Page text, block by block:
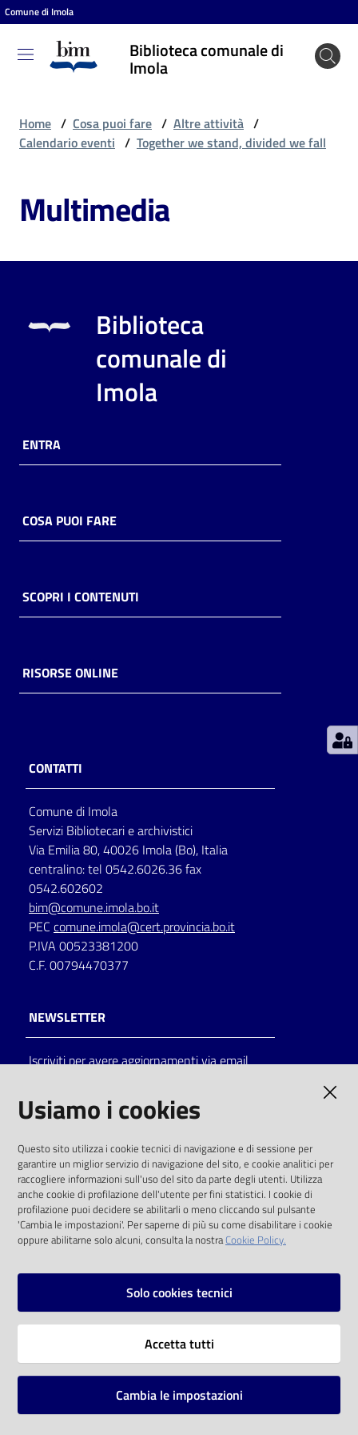
Vai al contenuto
Vai alla navigazione
Vai al footer
Comune di Imola
Biblioteca comunale di
Imola
Biblioteca
comunale
puoi
Risorse
online
Casa
Piani
storico
per
lettura
Seguici
su
Catalogo
on line
Eventi
Chiedi al
bibliotecario
Home / Cosa puoi fare / Altre attività /
Calendario eventi / Together we stand, divided we fall
Multimedia
Biblioteca
comunale di
Imola
ENTRA
COSA PUOI FARE
SCOPRI I CONTENUTI
RISORSE ONLINE
CONTATTI
Comune di Imola
Servizi Bibliotecari e archivistici
Via Emilia 80, 40026 Imola (Bo), Italia
centralino: tel 0542.6026.36 fax
0542.602602
bim@comune.imola.bo.it
PEC comune.imola@cert.provincia.bo.it
P.IVA 00523381200
C.F. 00794470377
NEWSLETTER
Iscriviti per avere aggiornamenti via email
solo alle condizioni previste dalla direttiva
comunitaria 2003/98/CE e dal d.lgs. 36/2006
SOCIAL
Instagram
Vai alla pagina
Mappa del sito
Usiamo i cookies
Questo sito utilizza i cookie tecnici di navigazione e di sessione per
garantire un miglior servizio di navigazione del sito, e cookie analitici per
raccogliere informazioni sull'uso del sito da parte degli utenti. Utilizza
anche cookie di profilazione dell'utente per fini statistici. I cookie di
profilazione puoi decidere se abilitarli o meno cliccando sul pulsante
'Cambia le impostazioni'. Per saperne di più su come disabilitare i cookie
oppure abilitarne solo alcuni, consulta la nostraCookie Policy.
Solo cookies tecnici
Accetta tutti
Cambia le impostazioni